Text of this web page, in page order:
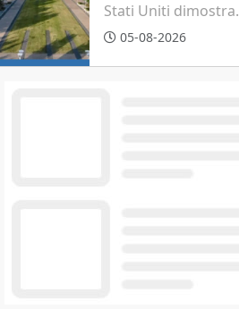
Stati Uniti dimostra
come le torri cellulari
05-08-2026